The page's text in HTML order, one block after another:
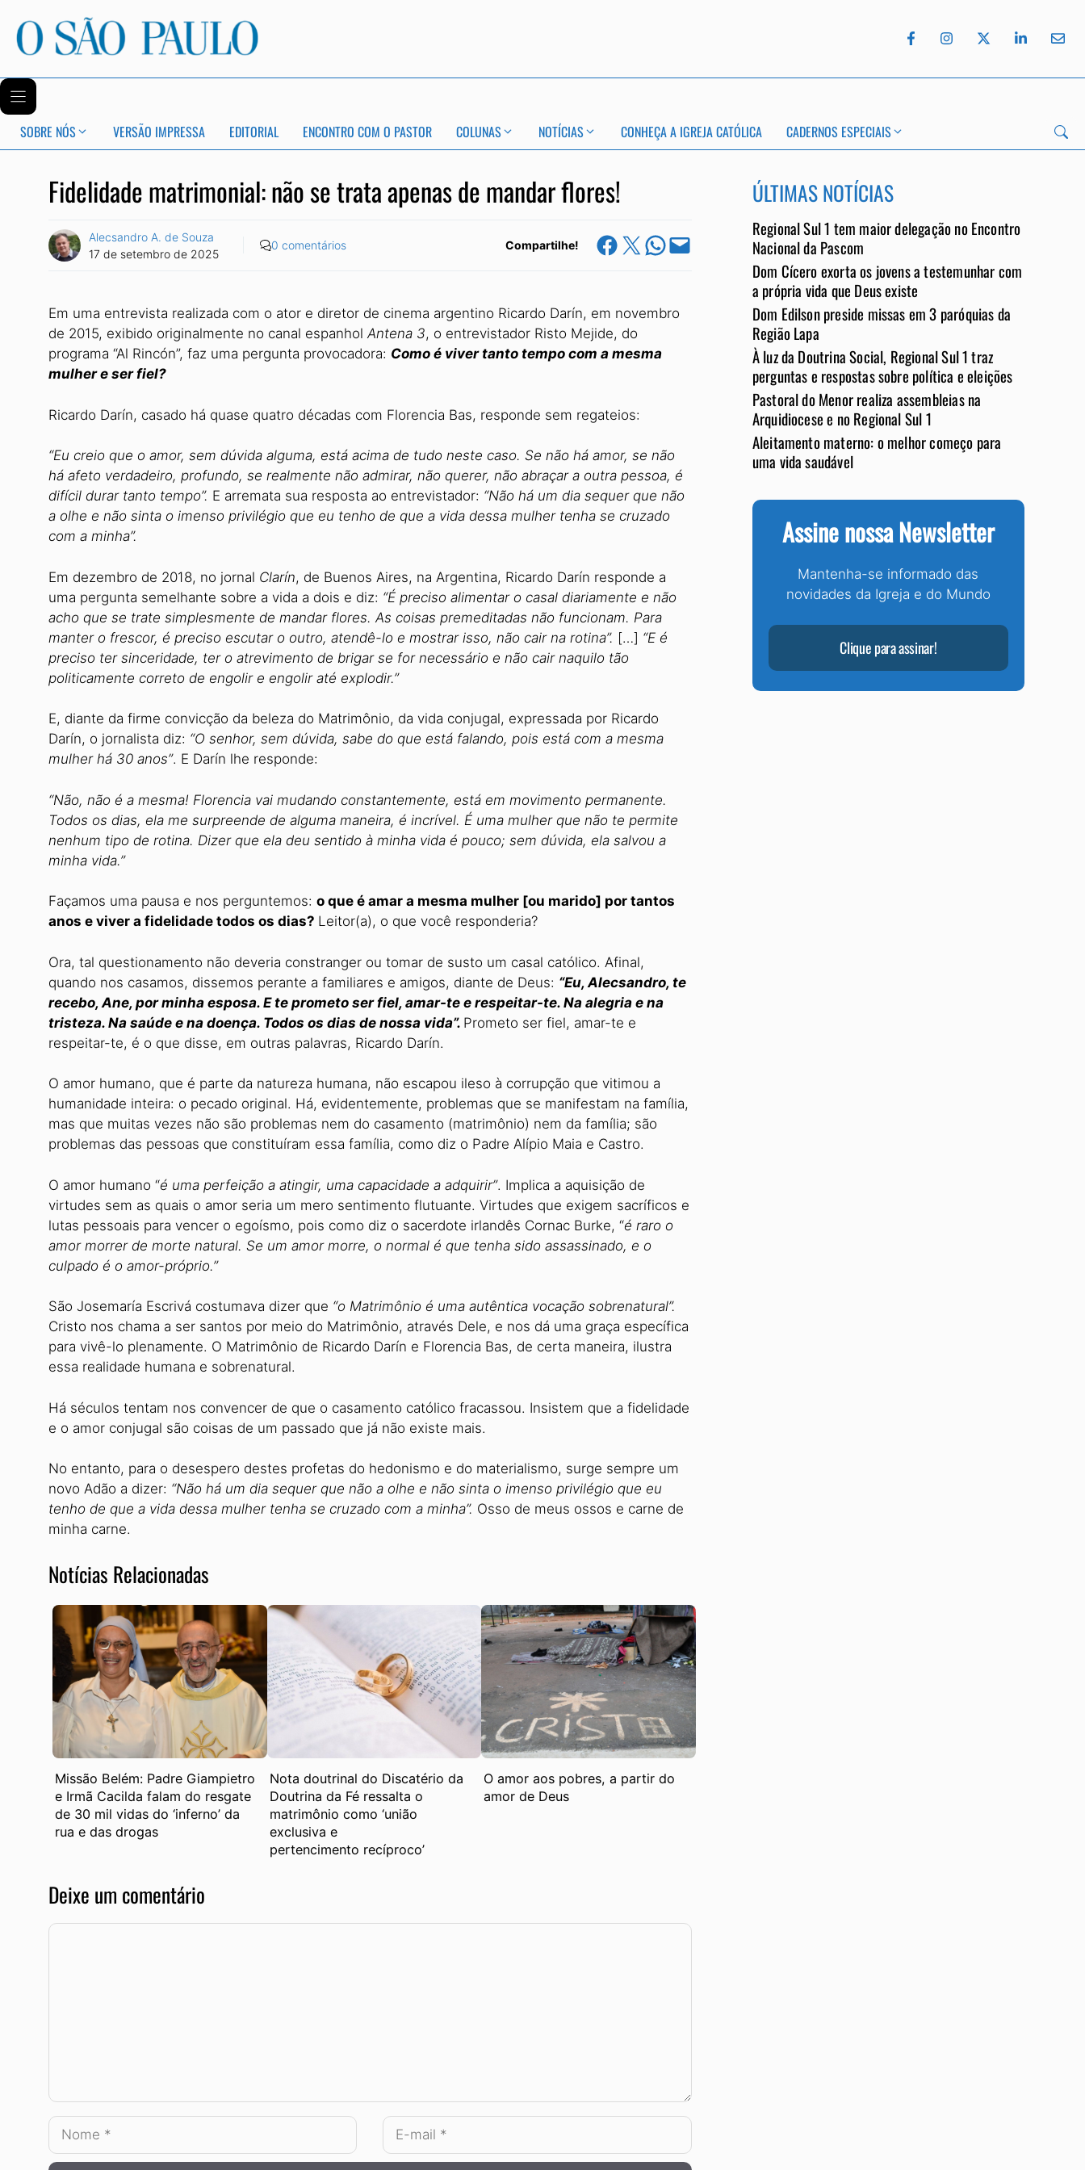
SOBRE NÓS VERSÃO IMPRESSA EDITORIAL ENCONTRO COM O PASTOR COLUNAS NOTÍCIAS CONHEÇA A IGREJA CATÓLICA CADERNOS ESPECIAIS
Fidelidade matrimonial: não se trata apenas de mandar flores!
Alecsandro A. de Souza
17 de setembro de 2025
0 comentários Compartilhe! Share on Facebook
Share on X Share on WhatsApp
Email this Page
Em uma entrevista realizada com o ator e diretor de cinema argentino Ricardo Darín, em novembro
de 2015, exibido originalmente no canal espanhol Antena 3, o entrevistador Risto Mejide, do
programa “Al Rincón”, faz uma pergunta provocadora: Como é viver tanto tempo com a mesma
mulher e ser fiel?
Ricardo Darín, casado há quase quatro décadas com Florencia Bas, responde sem regateios:
“Eu creio que o amor, sem dúvida alguma, está acima de tudo neste caso. Se não há amor, se não
há afeto verdadeiro, profundo, se realmente não admirar, não querer, não abraçar a outra pessoa, é
difícil durar tanto tempo”. E arremata sua resposta ao entrevistador: “Não há um dia sequer que não
a olhe e não sinta o imenso privilégio que eu tenho de que a vida dessa mulher tenha se cruzado
com a minha”.
Em dezembro de 2018, no jornal Clarín, de Buenos Aires, na Argentina, Ricardo Darín responde a
uma pergunta semelhante sobre a vida a dois e diz: “É preciso alimentar o casal diariamente e não
acho que se trate simplesmente de mandar flores. As coisas premeditadas não funcionam. Para
manter o frescor, é preciso escutar o outro, atendê-lo e mostrar isso, não cair na rotina”. […] “E é
preciso ter sinceridade, ter o atrevimento de brigar se for necessário e não cair naquilo tão
politicamente correto de engolir e engolir até explodir.”
E, diante da firme convicção da beleza do Matrimônio, da vida conjugal, expressada por Ricardo
Darín, o jornalista diz: “O senhor, sem dúvida, sabe do que está falando, pois está com a mesma
mulher há 30 anos”. E Darín lhe responde:
“Não, não é a mesma! Florencia vai mudando constantemente, está em movimento permanente.
Todos os dias, ela me surpreende de alguma maneira, é incrível. É uma mulher que não te permite
nenhum tipo de rotina. Dizer que ela deu sentido à minha vida é pouco; sem dúvida, ela salvou a
minha vida.”
Façamos uma pausa e nos perguntemos: o que é amar a mesma mulher [ou marido] por tantos
anos e viver a fidelidade todos os dias? Leitor(a), o que você responderia?
Ora, tal questionamento não deveria constranger ou tomar de susto um casal católico. Afinal,
quando nos casamos, dissemos perante a familiares e amigos, diante de Deus: “Eu, Alecsandro, te
recebo, Ane, por minha esposa. E te prometo ser fiel, amar-te e respeitar-te. Na alegria e na
tristeza. Na saúde e na doença. Todos os dias de nossa vida”. Prometo ser fiel, amar-te e
respeitar-te, é o que disse, em outras palavras, Ricardo Darín.
O amor humano, que é parte da natureza humana, não escapou ileso à corrupção que vitimou a
humanidade inteira: o pecado original. Há, evidentemente, problemas que se manifestam na família,
mas que muitas vezes não são problemas nem do casamento (matrimônio) nem da família; são
problemas das pessoas que constituíram essa família, como diz o Padre Alípio Maia e Castro.
O amor humano “é uma perfeição a atingir, uma capacidade a adquirir”. Implica a aquisição de
virtudes sem as quais o amor seria um mero sentimento flutuante. Virtudes que exigem sacríficos e
lutas pessoais para vencer o egoísmo, pois como diz o sacerdote irlandês Cornac Burke, “é raro o
amor morrer de morte natural. Se um amor morre, o normal é que tenha sido assassinado, e o
culpado é o amor-próprio.”
São Josemaría Escrivá costumava dizer que “o Matrimônio é uma autêntica vocação sobrenatural”.
Cristo nos chama a ser santos por meio do Matrimônio, através Dele, e nos dá uma graça específica
para vivê-lo plenamente. O Matrimônio de Ricardo Darín e Florencia Bas, de certa maneira, ilustra
essa realidade humana e sobrenatural.
Há séculos tentam nos convencer de que o casamento católico fracassou. Insistem que a fidelidade
e o amor conjugal são coisas de um passado que já não existe mais.
No entanto, para o desespero destes profetas do hedonismo e do materialismo, surge sempre um
novo Adão a dizer: “Não há um dia sequer que não a olhe e não sinta o imenso privilégio que eu
tenho de que a vida dessa mulher tenha se cruzado com a minha”. Osso de meus ossos e carne de
minha carne.
Notícias Relacionadas
Missão Belém: Padre Giampietro
e Irmã Cacilda falam do resgate
de 30 mil vidas do ‘inferno’ da
rua e das drogas
Nota doutrinal do Discatério da
Doutrina da Fé ressalta o
matrimônio como ‘união
exclusiva e
pertencimento recíproco’
O amor aos pobres, a partir do
amor de Deus
Deixe um comentário
Comentário
Nome
E-
ÚLTIMAS NOTÍCIAS
Regional Sul 1 tem maior delegação no Encontro
Nacional da Pascom
Dom Cícero exorta os jovens a testemunhar com
a própria vida que Deus existe
Dom Edilson preside missas em 3 paróquias da
Região Lapa
À luz da Doutrina Social, Regional Sul 1 traz
perguntas e respostas sobre política e eleições
Pastoral do Menor realiza assembleias na
Arquidiocese e no Regional Sul 1
Aleitamento materno: o melhor começo para
uma vida saudável
Assine nossa Newsletter
Mantenha-se informado das
novidades da Igreja e do Mundo
Clique para assinar!